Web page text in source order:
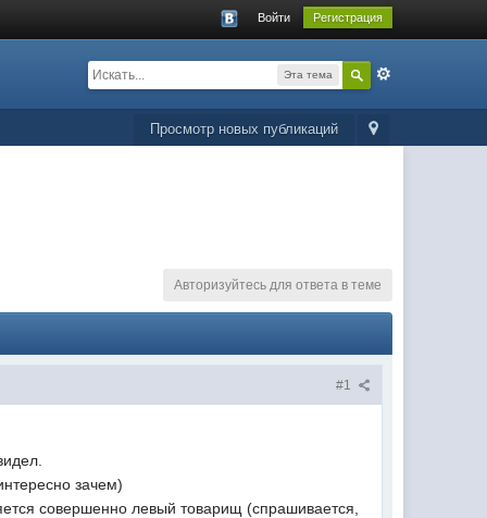
Войти Регистрация
Эта тема
Просмотр новых публикаций
Авторизуйтесь для ответа в теме
#1
зачем)
совершенно левый товарищ (спрашивается,